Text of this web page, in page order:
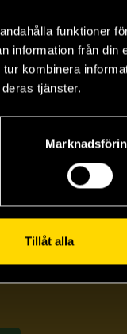
funktioner
information från din
kombinera
tjänster.
Tillåt alla